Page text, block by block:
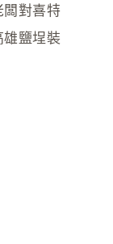
闆對喜特
鹽埕裝